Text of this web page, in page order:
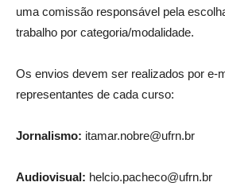
uma comissão responsável pela
trabalho por categoria/modalidade.
Os envios devem ser realizados por e-
representantes de cada curso:
Jornalismo: itamar.nobre@ufrn.br
Audiovisual: helcio.pacheco@ufrn.br